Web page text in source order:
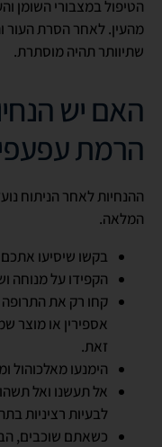
הטיפול במצבורי השומן
מהעין. לאחר הסרת העור
שתיוותר תהיה מוסתרת.
האם יש
הרמת
ההנחיות לאחר הניתוח
המלאה.
בקשו שיסיעו
הקפידו על מנוחה
קחו רק את
אספירין או מוצר
זאת.
הימנעו מאלכוהול ומנהיגה
אל תעשנו ואל
לבעיות רציניות